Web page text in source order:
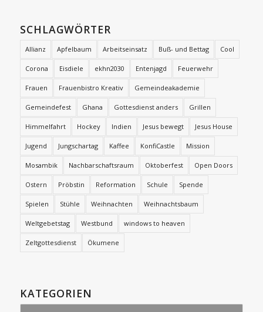
SCHLAGWÖRTER
Allianz Apfelbaum Arbeitseinsatz Buß- und Bettag Cool
Corona Eisdiele ekhn2030 Entenjagd Feuerwehr
Frauen Frauenbistro Kreativ Gemeindeakademie
Gemeindefest Ghana Gottesdienst anders Grillen
Himmelfahrt Hockey Indien Jesus bewegt Jesus House
Jugend Jungschartag Kaffee KonfiCastle Mission
Mosambik Nachbarschaftsraum Oktoberfest Open Doors
Ostern Pröbstin Reformation Schule Spende
Spielen Stühle Weihnachten Weihnachtsbaum
Weltgebetstag Westbund windows to heaven
Zeltgottesdienst Ökumene
KATEGORIEN